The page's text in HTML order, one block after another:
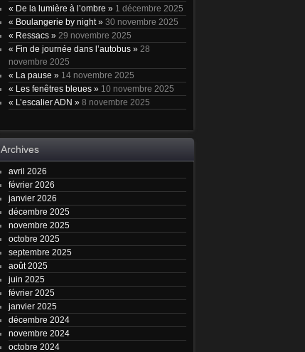
« De la lumière à l’ombre » 1 décembre 2025
« Boulangerie by night » 30 novembre 2025
« Ressacs » 29 novembre 2025
« Fin de journée dans l’autobus » 28
novembre 2025
« La pause » 14 novembre 2025
« Les fenêtres bleues » 10 novembre 2025
« L’escalier ADN » 8 novembre 2025
Archives
avril 2026
février 2026
janvier 2026
décembre 2025
novembre 2025
octobre 2025
septembre 2025
août 2025
juin 2025
février 2025
janvier 2025
décembre 2024
novembre 2024
octobre 2024